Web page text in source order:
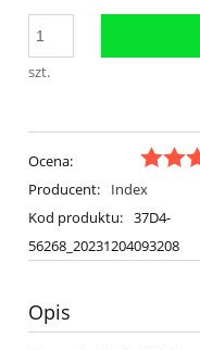
szt.
Ocena:
Producent:
Index
Kod produktu: 37D4-
56268_20231204093208
Opis